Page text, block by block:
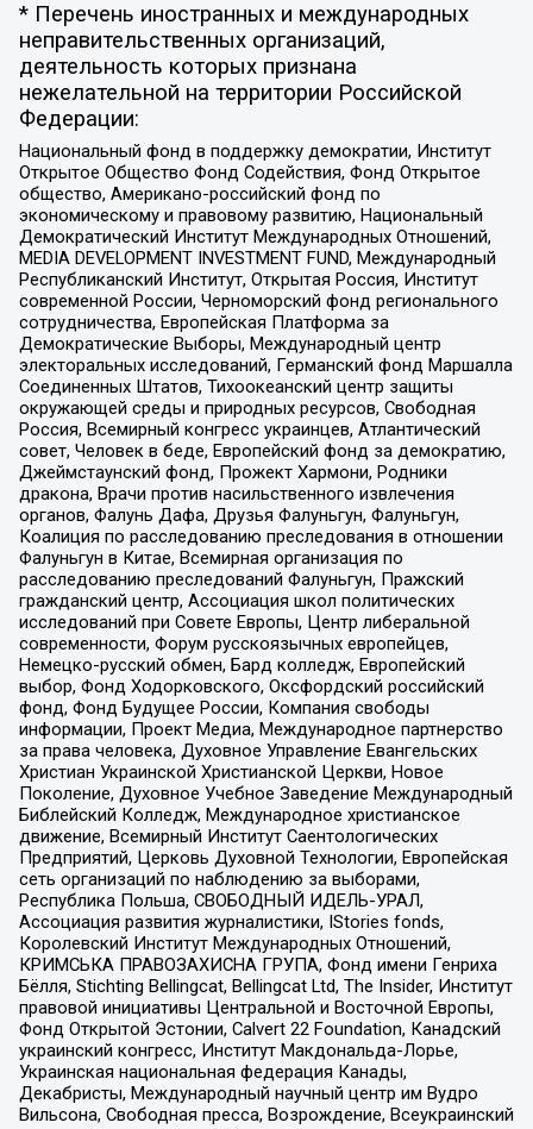
* Перечень иностранных и международных
неправительственных организаций,
деятельность которых признана
нежелательной на территории Российской
Федерации:
Национальный фонд в поддержку демократии, Институт
Открытое Общество Фонд Содействия, Фонд Открытое
общество, Американо-российский фонд по
экономическому и правовому развитию, Национальный
Демократический Институт Международных Отношений,
MEDIA DEVELOPMENT INVESTMENT FUND, Международный
Республиканский Институт, Открытая Россия, Институт
современной России, Черноморский фонд регионального
сотрудничества, Европейская Платформа за
Демократические Выборы, Международный центр
электоральных исследований, Германский фонд Маршалла
Соединенных Штатов, Тихоокеанский центр защиты
окружающей среды и природных ресурсов, Свободная
Россия, Всемирный конгресс украинцев, Атлантический
совет, Человек в беде, Европейский фонд за демократию,
Джеймстаунский фонд, Прожект Хармони, Родники
дракона, Врачи против насильственного извлечения
органов, Фалунь Дафа, Друзья Фалуньгун, Фалуньгун,
Коалиция по расследованию преследования в отношении
Фалуньгун в Китае, Всемирная организация по
расследованию преследований Фалуньгун, Пражский
гражданский центр, Ассоциация школ политических
исследований при Совете Европы, Центр либеральной
современности, Форум русскоязычных европейцев,
Немецко-русский обмен, Бард колледж, Европейский
выбор, Фонд Ходорковского, Оксфордский российский
фонд, Фонд Будущее России, Компания свободы
информации, Проект Медиа, Международное партнерство
за права человека, Духовное Управление Евангельских
Христиан Украинской Христианской Церкви, Новое
Поколение, Духовное Учебное Заведение Международный
Библейский Колледж, Международное христианское
движение, Всемирный Институт Саентологических
Предприятий, Церковь Духовной Технологии, Европейская
сеть организаций по наблюдению за выборами,
Республика Польша, СВОБОДНЫЙ ИДЕЛЬ-УРАЛ,
Ассоциация развития журналистики, IStories fonds,
Королевский Институт Международных Отношений,
КРИМСЬКА ПРАВОЗАХИСНА ГРУПА, Фонд имени Генриха
Бёлля, Stichting Bellingcat, Bellingcat Ltd, The Insider, Институт
правовой инициативы Центральной и Восточной Европы,
Фонд Открытой Эстонии, Calvert 22 Foundation, Канадский
украинский конгресс, Институт Макдональда-Лорье,
Украинская национальная федерация Канады,
Декабристы, Международный научный центр им Вудро
Вильсона, Свободная пресса, Возрождение, Всеукраинский